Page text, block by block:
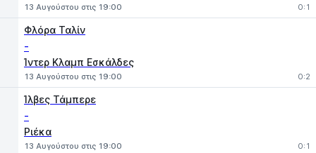
13 Αυγούστου στις 19:00 0:1
Φλόρα Ταλίν
-
Ίντερ Κλαμπ Εσκάλδες
13 Αυγούστου στις 19:00 0:2
Ίλβες Τάμπερε
-
Ριέκα
13 Αυγούστου στις 19:00 0:1